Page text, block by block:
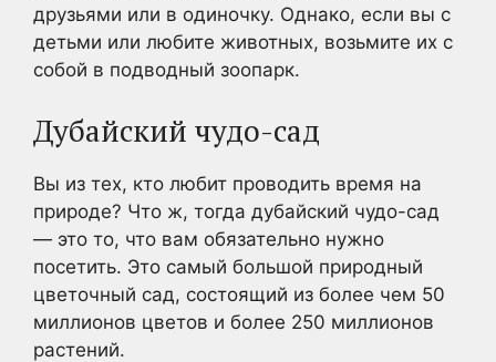
друзьями или в одиночку. Однако, если вы с
детьми или любите животных, возьмите их с
собой в подводный зоопарк.
Дубайский чудо-сад
Вы из тех, кто любит проводить время на
природе? Что ж, тогда дубайский чудо-сад
— это то, что вам обязательно нужно
посетить. Это самый большой природный
цветочный сад, состоящий из более чем 50
миллионов цветов и более 250 миллионов
растений.